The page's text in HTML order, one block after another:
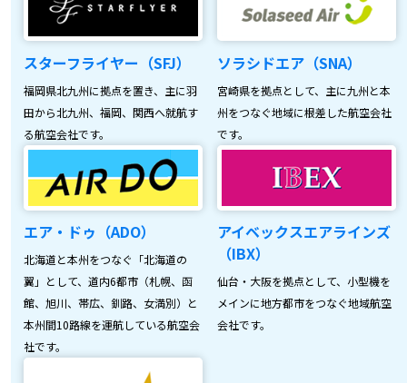
スターフライヤー（SFJ）
福岡県北九州に拠点を置き、主に羽
田から北九州、福岡、関西へ就航す
る航空会社です。
ソラシドエア（SNA）
宮崎県を拠点として、主に九州と本
州をつなぐ地域に根差した航空会社
です。
エア・ドゥ（ADO）
北海道と本州をつなぐ「北海道の
翼」として、道内6都市（札幌、函
館、旭川、帯広、釧路、女満別）と
本州間10路線を運航している航空会
社です。
アイベックスエアラインズ
（IBX）
仙台・大阪を拠点として、小型機を
メインに地方都市をつなぐ地域航空
会社です。